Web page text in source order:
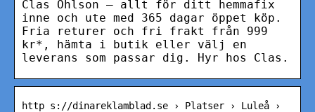
Clas Ohlson – allt för ditt hemmafix
inne och ute med 365 dagar öppet köp.
Fria returer och fri frakt från 999
kr*, hämta i butik eller välj en
leverans som passar dig. Hyr hos Clas.
http s://dinareklamblad.se › Platser › Luleå ›